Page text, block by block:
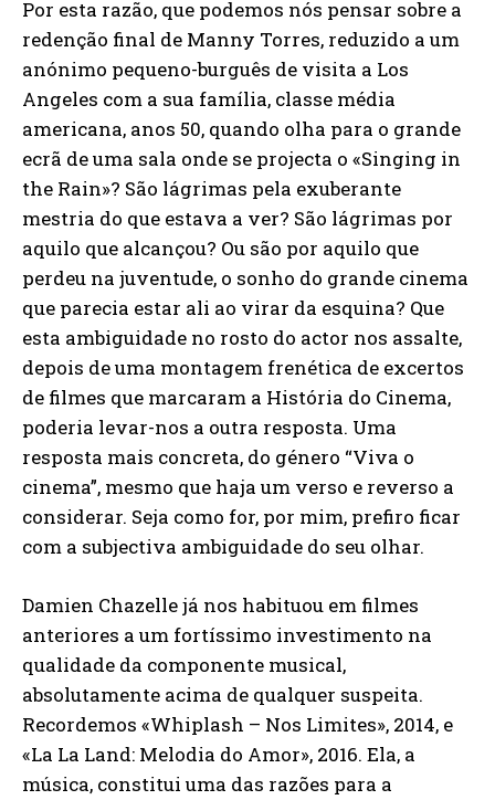
Por esta razão, que podemos nós pensar sobre a
redenção final de Manny Torres, reduzido a um
anónimo pequeno-burguês de visita a Los
Angeles com a sua família, classe média
americana, anos 50, quando olha para o grande
ecrã de uma sala onde se projecta o «Singing in
the Rain»? São lágrimas pela exuberante
mestria do que estava a ver? São lágrimas por
aquilo que alcançou? Ou são por aquilo que
perdeu na juventude, o sonho do grande cinema
que parecia estar ali ao virar da esquina? Que
esta ambiguidade no rosto do actor nos assalte,
depois de uma montagem frenética de excertos
de filmes que marcaram a História do Cinema,
poderia levar-nos a outra resposta. Uma
resposta mais concreta, do género “Viva o
cinema”, mesmo que haja um verso e reverso a
considerar. Seja como for, por mim, prefiro ficar
com a subjectiva ambiguidade do seu olhar.
Damien Chazelle já nos habituou em filmes
anteriores a um fortíssimo investimento na
qualidade da componente musical,
absolutamente acima de qualquer suspeita.
Recordemos «Whiplash – Nos Limites», 2014, e
«La La Land: Melodia do Amor», 2016. Ela, a
música, constitui uma das razões para a